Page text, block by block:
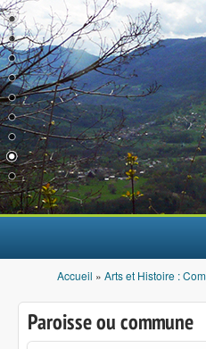
Aller au
Vous êtes ici
Accueil » Arts et Histoire :
Paroisse ou commune